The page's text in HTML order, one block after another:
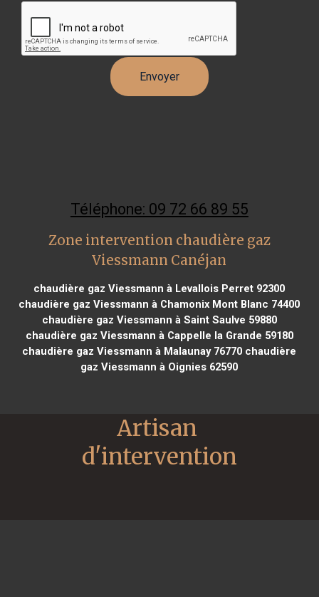
Téléphone: 09 72 66 89 55
Zone intervention chaudière gaz
Viessmann Canéjan
chaudière gaz Viessmann à Levallois Perret 92300
chaudière gaz Viessmann à Chamonix Mont Blanc 74400
chaudière gaz Viessmann à Saint Saulve 59880
chaudière gaz Viessmann à Cappelle la Grande 59180
chaudière gaz Viessmann à Malaunay 76770 chaudière
gaz Viessmann à Oignies 62590
Artisan
d'intervention